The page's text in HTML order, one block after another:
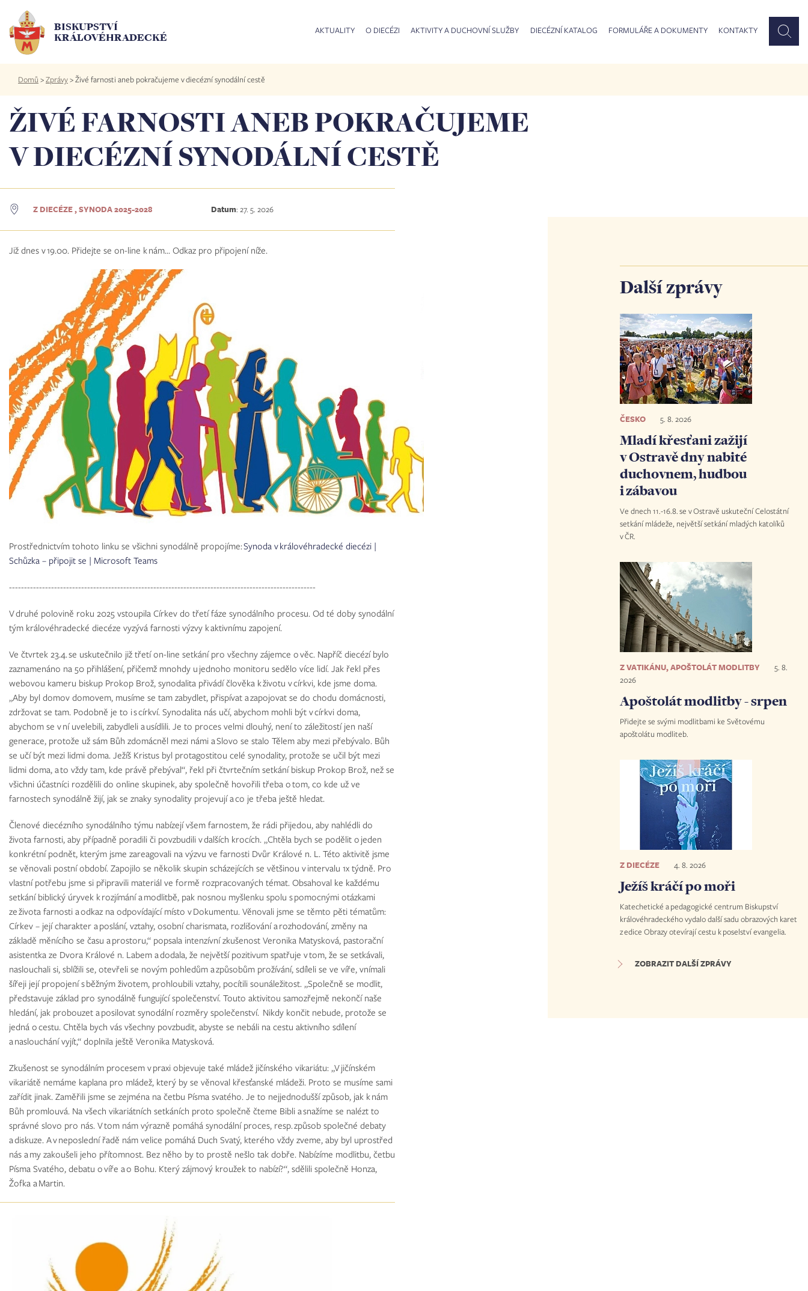
hlavnímu
obsahu
BISKUPSTVÍ
KRÁLOVÉHRADECKÉ
AKTUALITY O DIECÉZI AKTIVITY A DUCHOVNÍ SLUŽBY DIECÉZNÍ KATALOG FORMULÁŘE A DOKUMENTY KONTAKTY
Drobečková
navigace
Domů >Zprávy>Živé farnosti aneb pokračujeme v diecézní synodální cestě
ŽIVÉ FARNOSTI ANEB POKRAČUJEME
V DIECÉZNÍ SYNODÁLNÍ CESTĚ
Z DIECÉZE , SYNODA 2025-2028 Datum: 27. 5. 2026
Již dnes v 19.00. Přidejte se on-line k nám... Odkaz pro připojení níže.
Prostřednictvím tohoto linku se všichni synodálně propojíme:Synoda v královéhradecké diecézi |
Schůzka – připojit se | Microsoft Teams
------------------------------------------------------------------------------------------------------
V druhé polovině roku 2025 vstoupila Církev do třetí fáze synodálního procesu. Od té doby synodální
tým královéhradecké diecéze vyzývá farnosti výzvy k aktivnímu zapojení.
Ve čtvrtek 23.4. se uskutečnilo již třetí on-line setkání pro všechny zájemce o věc. Napříč diecézí bylo
zaznamenáno na 50 přihlášení, přičemž mnohdy u jednoho monitoru sedělo více lidí. Jak řekl přes
webovou kameru biskup Prokop Brož, synodalita přivádí člověka k životu v církvi, kde jsme doma.
„Aby byl domov domovem, musíme se tam zabydlet, přispívat a zapojovat se do chodu domácnosti,
zdržovat se tam. Podobně je to i s církví. Synodalita nás učí, abychom mohli být v církvi doma,
abychom se v ní uvelebili, zabydleli a usídlili. Je to proces velmi dlouhý, není to záležitostí jen naší
generace, protože už sám Bůh zdomácněl mezi námi a Slovo se stalo Tělem aby mezi přebývalo. Bůh
se učí být mezi lidmi doma. Ježíš Kristus byl protagostitou celé synodality, protože se učil být mezi
lidmi doma, a to vždy tam, kde právě přebýval“, řekl při čtvrtečním setkání biskup Prokop Brož, než se
všichni účastníci rozdělili do online skupinek, aby společně hovořili třeba o tom, co kde už ve
farnostech synodálně žijí, jak se znaky synodality projevují a co je třeba ještě hledat.
Členové diecézního synodálního týmu nabízejí všem farnostem, že rádi přijedou, aby nahlédli do
života farnosti, aby případně poradili či povzbudili v dalších krocích. „Chtěla bych se podělit o jeden
konkrétní podnět, kterým jsme zareagovali na výzvu ve farnosti Dvůr Králové n. L. Této aktivitě jsme
se věnovali postní období. Zapojilo se několik skupin scházejících se většinou v intervalu 1x týdně. Pro
vlastní potřebu jsme si připravili materiál ve formě rozpracovaných témat. Obsahoval ke každému
setkání biblický úryvek k rozjímání a modlitbě, pak nosnou myšlenku spolu s pomocnými otázkami
ze života farnosti a odkaz na odpovídající místo v Dokumentu. Věnovali jsme se těmto pěti tématům:
Církev – její charakter a poslání, vztahy, osobní charismata, rozlišování a rozhodování, změny na
základě měnícího se času a prostoru,“ popsala intenzívní zkušenost Veronika Matysková, pastorační
asistentka ze Dvora Králové n. Labem a dodala, že největší pozitivum spatřuje v tom, že se setkávali,
naslouchali si, sblížili se, otevřeli se novým pohledům a způsobům prožívání, sdíleli se ve víře, vnímali
šířeji její propojení s běžným životem, prohloubili vztahy, pocítili sounáležitost. „Společně se modlit,
představuje základ pro synodálně fungující společenství. Touto aktivitou samozřejmě nekončí naše
hledání, jak probouzet a posilovat synodální rozměry společenství. Nikdy končit nebude, protože se
jedná o cestu. Chtěla bych vás všechny povzbudit, abyste se nebáli na cestu aktivního sdílení
a naslouchání vyjít,“ doplnila ještě Veronika Matysková.
Zkušenost se synodálním procesem v praxi objevuje také mládež jičínského vikariátu: „V jičínském
vikariátě nemáme kaplana pro mládež, který by se věnoval křesťanské mládeži. Proto se musíme sami
zařídit jinak. Zaměřili jsme se zejména na četbu Písma svatého. Je to nejjednodušší způsob, jak k nám
Bůh promlouvá. Na všech vikariátních setkáních proto společně čteme Bibli a snažíme se nalézt to
správné slovo pro nás. V tom nám výrazně pomáhá synodální proces, resp. způsob společné debaty
a diskuze. A v neposlední řadě nám velice pomáhá Duch Svatý, kterého vždy zveme, aby byl uprostřed
nás a my zakoušeli jeho přítomnost. Bez něho by to prostě nešlo tak dobře. Nabízíme modlitbu, četbu
Písma Svatého, debatu o víře a o Bohu. Který zájmový kroužek to nabízí?“, sdělili společně Honza,
Žofka a Martin.
Další zprávy
ČESKO 5. 8. 2026
Mladí křesťani zažijí
v Ostravě dny nabité
duchovnem, hudbou
i zábavou
Ve dnech 11.-16.8. se v Ostravě uskuteční Celostátní
setkání mládeže, největší setkání mladých katolíků
v ČR.
Z VATIKÁNU, APOŠTOLÁT MODLITBY
5. 8.
2026
Apoštolát modlitby - srpen
Přidejte se svými modlitbami ke Světovému
apoštolátu modliteb.
Z DIECÉZE 4. 8. 2026
Ježíš kráčí po moři
Katechetické a pedagogické centrum Biskupství
královéhradeckého vydalo další sadu obrazových karet
z edice Obrazy otevírají cestu k poselství evangelia.
ZOBRAZIT DALŠÍ ZPRÁVY